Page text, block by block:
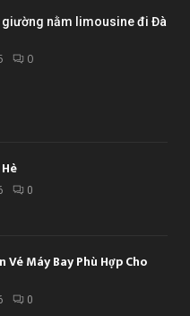
giường nằm limousine đi Đà
0
0
Vé Máy Bay Phù Hợp Cho
0